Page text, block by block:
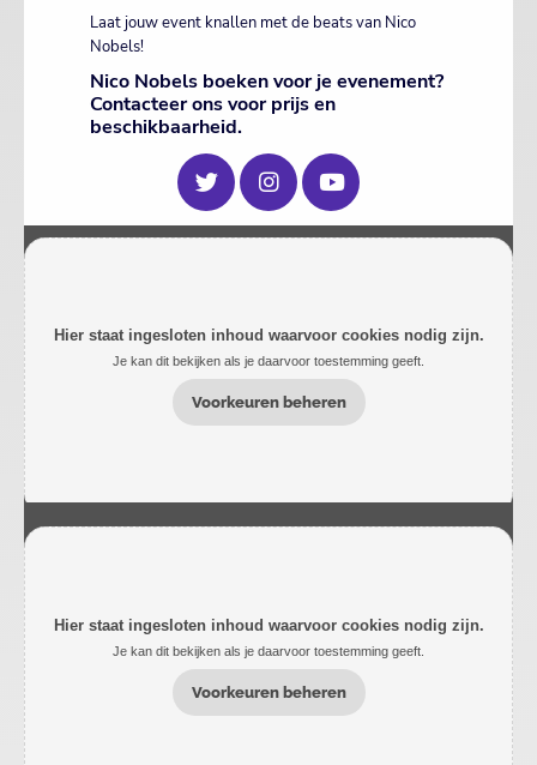
Laat jouw event knallen met de beats van Nico
Nobels!
Nico Nobels boeken voor je evenement?
Contacteer ons voor prijs en
beschikbaarheid.
Hier staat ingesloten inhoud waarvoor cookies nodig zijn.
Je kan dit bekijken als je daarvoor toestemming geeft.
Voorkeuren beheren
Hier staat ingesloten inhoud waarvoor cookies nodig zijn.
Je kan dit bekijken als je daarvoor toestemming geeft.
Voorkeuren beheren